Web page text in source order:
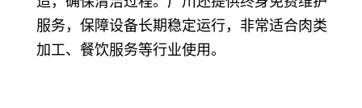
服务，保障设备长期稳定运行，非常适合肉类
加工、餐饮服务等行业使用。